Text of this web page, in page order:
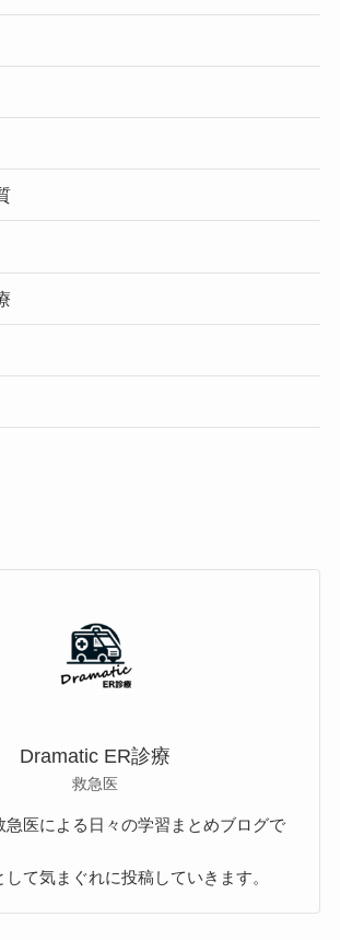
Dramatic ER診療
救急医
急医による日々の学習まとめブログで
て気まぐれに投稿していきます。